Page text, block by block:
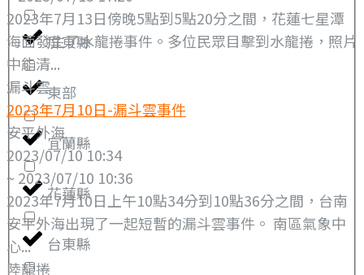
屏東縣
東部
宜蘭縣
花蓮縣
台東縣
2023年7月13日傍晚5點到5點20分之間，花蓮七星潭
海面發生了水龍捲事件。多位民眾目擊到水龍捲，照片
中能清...
漏斗雲
2023年7月10日-漏斗雲事件
安平外海
2023/07/10 10:34
~ 2023/07/10 10:36
2023年7月10日上午10點34分到10點36分之間，台南
安平外海出現了一起短暫的漏斗雲事件。 南區氣象中
心...
陸龍捲